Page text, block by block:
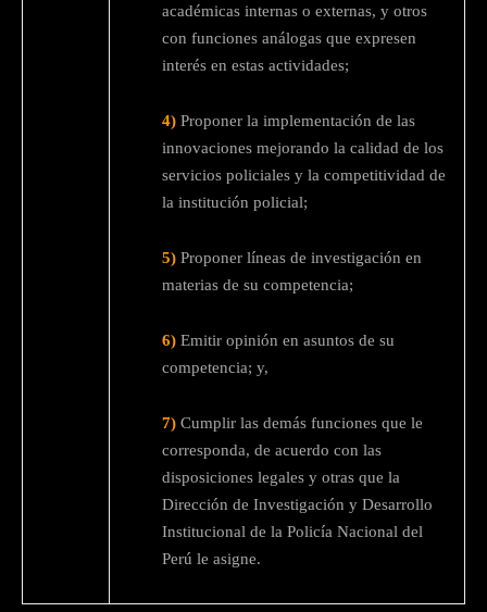
académicas internas o externas, y otros
con funciones análogas que expresen
interés en estas actividades;
4) Proponer la implementación de las
innovaciones mejorando la calidad de los
servicios policiales y la competitividad de
la institución policial;
5) Proponer líneas de investigación en
materias de su competencia;
6) Emitir opinión en asuntos de su
competencia; y,
7) Cumplir las demás funciones que le
corresponda, de acuerdo con las
disposiciones legales y otras que la
Dirección de Investigación y Desarrollo
Institucional de la Policía Nacional del
Perú le asigne.